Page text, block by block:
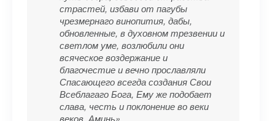
страстей, избави от пагубы
чрезмернаго винопития, дабы,
обновленные, в духовном трезвении и
светлом уме, возлюбили они
всяческое воздержание и
благочестие и вечно прославляли
Спасающего всегда создания Свои
Всеблагаго Бога, Ему же подобает
слава, честь и поклонение во веки
веков. Аминь»